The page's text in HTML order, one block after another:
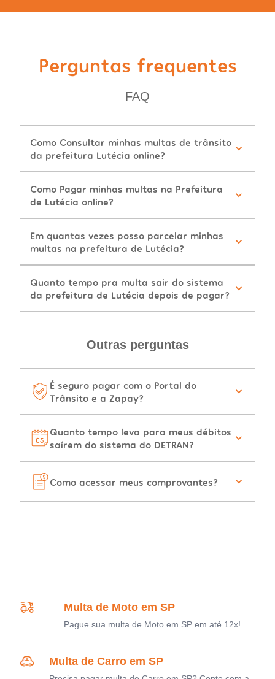
Perguntas frequentes
FAQ
Como Consultar minhas multas de trânsito
da prefeitura Lutécia online?
Como Pagar minhas multas na Prefeitura
de Lutécia online?
Em quantas vezes posso parcelar minhas
multas na prefeitura de Lutécia?
Quanto tempo pra multa sair do sistema
da prefeitura de Lutécia depois de pagar?
Outras perguntas
É seguro pagar com o Portal do
Trânsito e a Zapay?
Quanto tempo leva para meus débitos
saírem do sistema do DETRAN?
Como acessar meus comprovantes?
Multa de Moto em SP
Pague sua multa de Moto em SP em até 12x!
Multa de Carro em SP